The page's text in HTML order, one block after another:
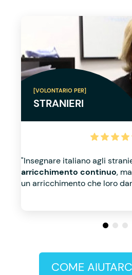
[VOLONTARIO PER]
STRANIERI
"Insegnare italiano agli
arricchimento continuo,
un arricchimento che loro
COME